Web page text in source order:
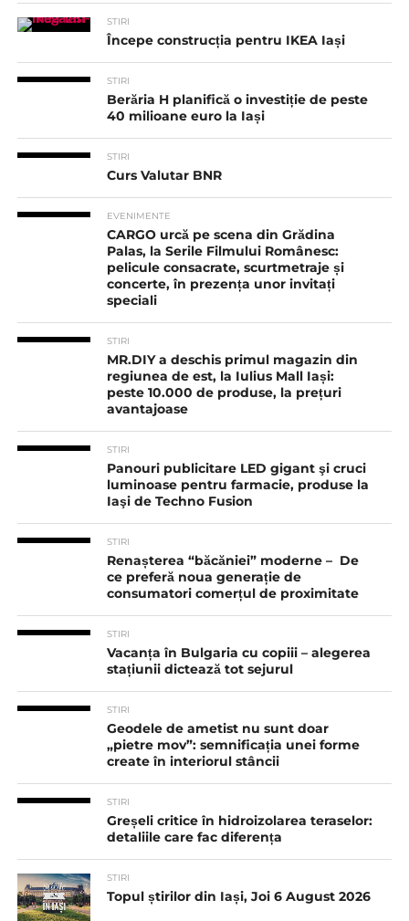
STIRI
Începe construcția pentru IKEA Iași
STIRI
Berăria H planifică o investiție de peste
40 milioane euro la Iași
STIRI
Curs Valutar BNR
EVENIMENTE
CARGO urcă pe scena din Grădina
Palas, la Serile Filmului Românesc:
pelicule consacrate, scurtmetraje și
concerte, în prezența unor invitați
speciali
STIRI
MR.DIY a deschis primul magazin din
regiunea de est, la Iulius Mall Iași:
peste 10.000 de produse, la prețuri
avantajoase
STIRI
Panouri publicitare LED gigant şi cruci
luminoase pentru farmacie, produse la
Iaşi de Techno Fusion
STIRI
Renașterea “băcăniei” moderne – De
ce preferă noua generație de
consumatori comerțul de proximitate
STIRI
Vacanța în Bulgaria cu copiii – alegerea
stațiunii dictează tot sejurul
STIRI
Geodele de ametist nu sunt doar
„pietre mov”: semnificația unei forme
create în interiorul stâncii
STIRI
Greșeli critice în hidroizolarea teraselor:
detaliile care fac diferența
STIRI
Topul știrilor din Iași, Joi 6 August 2026